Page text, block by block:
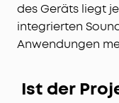
des Geräts liegt
integrierten
Anwendungen
Ist der